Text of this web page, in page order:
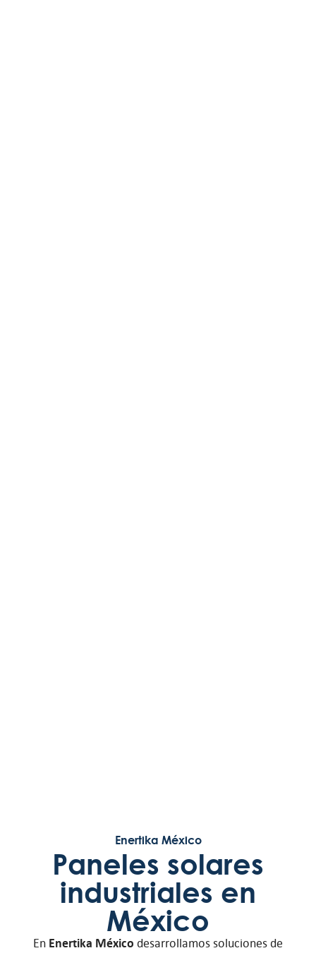
Enertika México
Paneles solares
industriales en
México
En Enertika México desarrollamos soluciones de